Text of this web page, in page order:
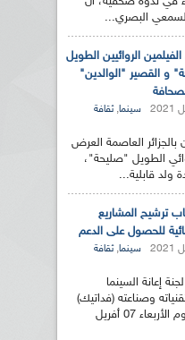
البصري...
الروائيين الطويل
و القصير "الوالدين"
سينما,ثقافة
العاصمة العرض
الطويل "صليحة"،
ولد قابلية...
ترشيح المشاريع
للحصول على الدعم
سينما,ثقافة
إعانة السينما
وصناعته (فداتيك)
التابعة لوزارة الثقافة والفنون، اليوم الأربعاء 07 أفريل